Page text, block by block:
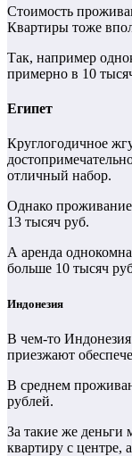
Стоимость
Квартиры тоже
Так, например
примерно в 10
Египет
Круглогодичное
отличный набор.
Однако
13 тысяч руб.
А аренда
больше 10 тысяч
Индонезия
В чем-то
приезжают
В среднем
рублей.
За такие же деньги
квартиру с центре,